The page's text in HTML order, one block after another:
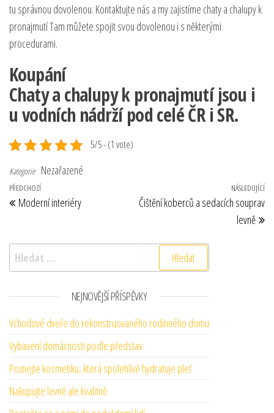
tu správnou dovolenou. Kontaktujte nás a my zajistíme chaty a chalupy k
pronajmutí Tam můžete spojit svou dovolenou i s některými
procedurami.
Koupání
Chaty a chalupy k pronajmutí jsou i
u vodních nádrží pod celé ČR i SR.
5/5 - (1 vote)
Kategorie Nezařazené
Navigace pro příspěvek
Předchozí příspěvek
PŘEDCHOZÍ
Moderní interiéry
NÁSLEDUJÍCÍ
Čištění koberců a sedacích souprav
levně
Vyhledávání
NEJNOVĚJŠÍ PŘÍSPĚVKY
Vchodové dveře do rekonstruovaného rodinného domu
Vybavení domácnosti podle představ
Poznejte kosmetiku, která spolehlivě hydratuje pleť
Nakupujte levně ale kvalitně